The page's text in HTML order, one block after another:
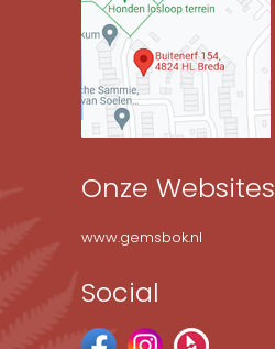
Onze Websites
www.gemsbok.nl
Social